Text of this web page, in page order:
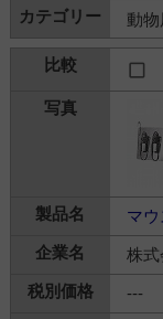
動物
マ
株式
---